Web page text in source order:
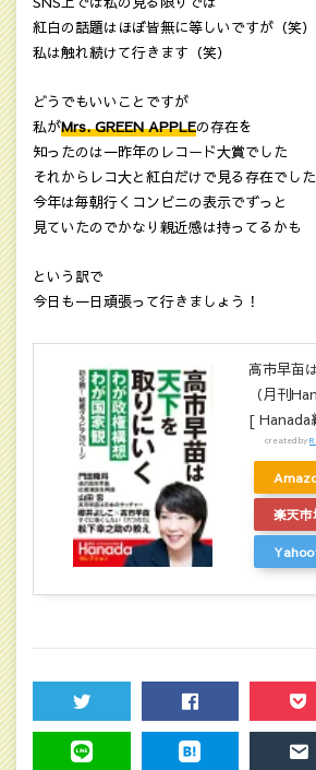
紅白の話題はほぼ皆無に等しいですが（笑）
私は触れ続けて行きます（笑）
どうでもいいことですが
私がMrs. GREEN APPLEの存在を
知ったのは一昨年のレコード大賞でした
それからレコ大と紅白だけで見る存在でし
今年は毎朝行くコンビニの表示でずっと
見ていたのでかなり親近感は持ってるかも
という訳で
今日も一日頑張って行きましょう！
高市早苗
（月刊
[ Hanada
created by
楽天市
TWEET SHARE POCKET